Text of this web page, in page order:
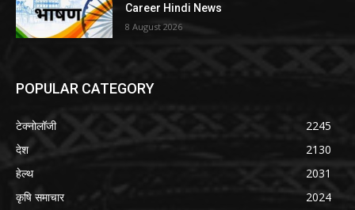
Career Hindi News
8 August 2026
POPULAR CATEGORY
टेक्नोलॉजी
2245
देश
2130
हेल्थ
2031
कृषि समाचार
2024